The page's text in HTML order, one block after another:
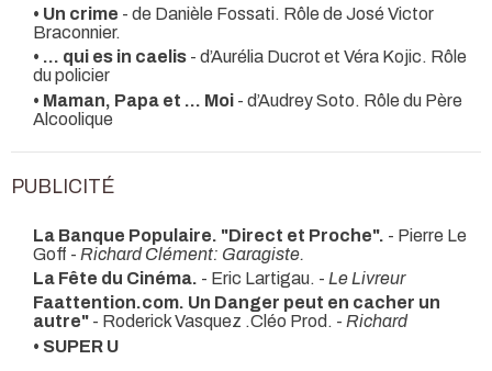
• Un crime - de Danièle Fossati. Rôle de José Victor
Braconnier.
• ... qui es in caelis - d’Aurélia Ducrot et Véra Kojic. Rôle
du policier
• Maman, Papa et ... Moi - d’Audrey Soto. Rôle du Père
Alcoolique
PUBLICITÉ
La Banque Populaire. "Direct et Proche". - Pierre Le
Goff - Richard Clément: Garagiste.
La Fête du Cinéma. - Eric Lartigau. - Le Livreur
Faattention.com. Un Danger peut en cacher un
autre" - Roderick Vasquez .Cléo Prod. - Richard
• SUPER U